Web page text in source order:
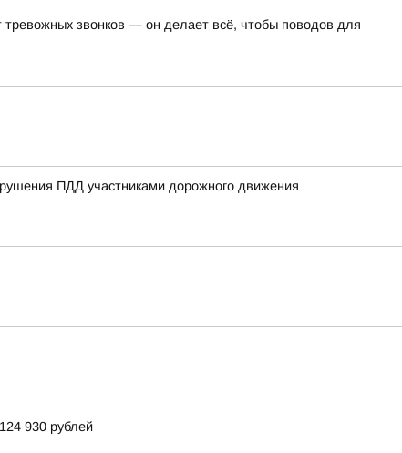
звонков — он делает всё, чтобы поводов для
ПДД участниками дорожного движения
930 рублей